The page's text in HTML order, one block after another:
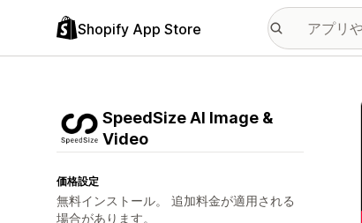
Shopify App Store
SpeedSize AI Image &
Video
価格設定
無料インストール。 追加料金が適用される
場合があります。